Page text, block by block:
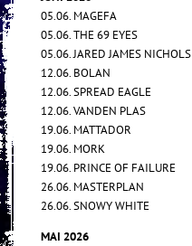
05.06. MAGEFA
05.06. THE 69 EYES
05.06. JARED JAMES NICHOLS
12.06. BOLAN
12.06. SPREAD EAGLE
12.06. VANDEN PLAS
19.06. MATTADOR
19.06. MORK
19.06. PRINCE OF FAILURE
26.06. MASTERPLAN
26.06. SNOWY WHITE
MAI 2026